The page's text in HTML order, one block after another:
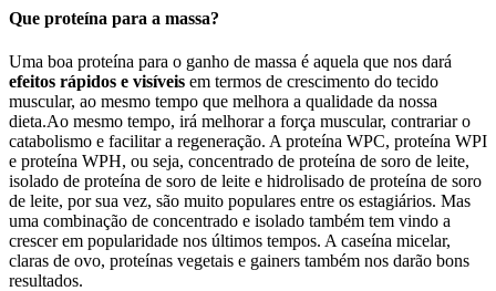
Que proteína para a massa?
Uma boa proteína para o ganho de massa é aquela que nos dará
efeitos rápidos e visíveis em termos de crescimento do tecido
muscular, ao mesmo tempo que melhora a qualidade da nossa
dieta.Ao mesmo tempo, irá melhorar a força muscular, contrariar o
catabolismo e facilitar a regeneração. A proteína WPC, proteína WPI
e proteína WPH, ou seja, concentrado de proteína de soro de leite,
isolado de proteína de soro de leite e hidrolisado de proteína de soro
de leite, por sua vez, são muito populares entre os estagiários. Mas
uma combinação de concentrado e isolado também tem vindo a
crescer em popularidade nos últimos tempos. A caseína micelar,
claras de ovo, proteínas vegetais e gainers também nos darão bons
resultados.